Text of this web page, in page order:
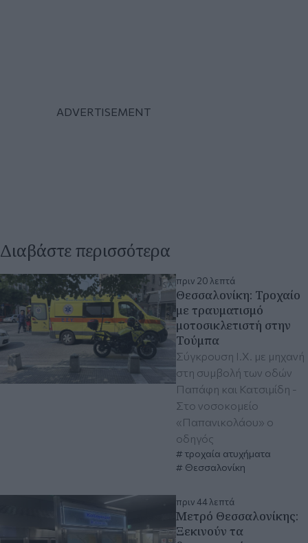
Διαβάστε περισσότερα
πριν 20 λεπτά
Θεσσαλονίκη: Τροχαίο
με τραυματισμό
μοτοσικλετιστή στην
Τούμπα
Σύγκρουση Ι.Χ. με μηχανή
στη συμβολή των οδών
Παπάφη και Κατσιμίδη -
Στο νοσοκομείο
«Παπανικολάου» ο
οδηγός
τροχαία ατυχήματα
Θεσσαλονίκη
πριν 44 λεπτά
Μετρό Θεσσαλονίκης:
Ξεκινούν τα